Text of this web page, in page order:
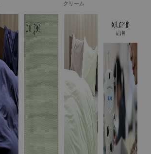
クリーム